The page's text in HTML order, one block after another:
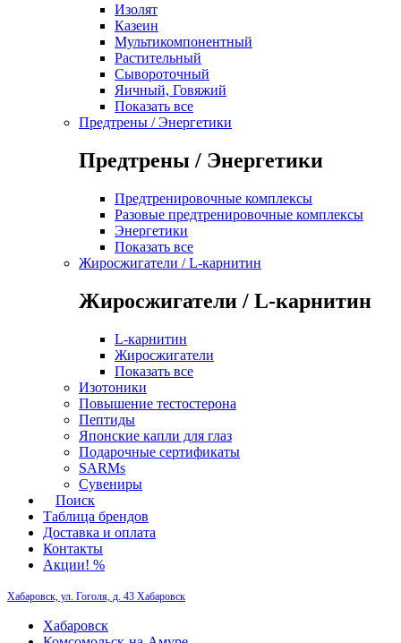
Изолят
Казеин
Мультикомпонентный
Растительный
Сывороточный
Яичный, Говяжий
Показать все
Предтрены / Энергетики
Предтрены / Энергетики
Предтренировочные комплексы
Разовые предтренировочные комплексы
Энергетики
Показать все
Жиросжигатели / L-карнитин
Жиросжигатели / L-карнитин
L-карнитин
Жиросжигатели
Показать все
Изотоники
Повышение тестостерона
Пептиды
Японские капли для глаз
Подарочные сертификаты
SARMs
Сувениры
Поиск
Таблица брендов
Доставка и оплата
Контакты
Акции! %
Хабаровск, ул. Гоголя, д. 43 Хабаровск
Хабаровск